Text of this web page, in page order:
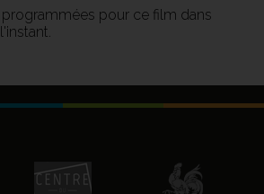
programmées pour ce film dans